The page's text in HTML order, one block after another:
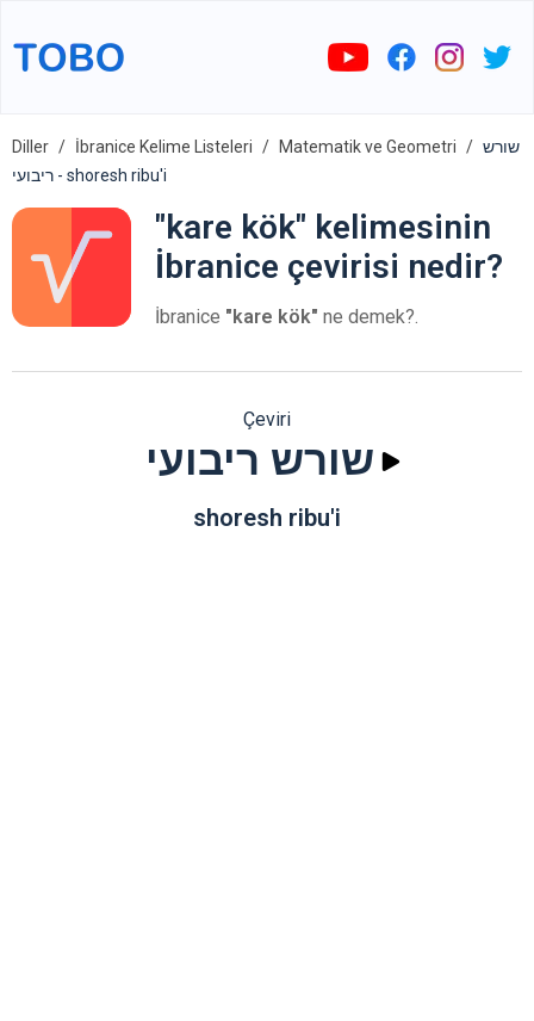
Diller İbranice Kelime Listeleri Matematik ve Geometri
שורש
ריבועי - shoresh ribu'i
"kare kök" kelimesinin
İbranice çevirisi nedir?
İbranice "kare kök" ne demek?.
Çeviri
שורש ריבועי
shoresh ribu'i